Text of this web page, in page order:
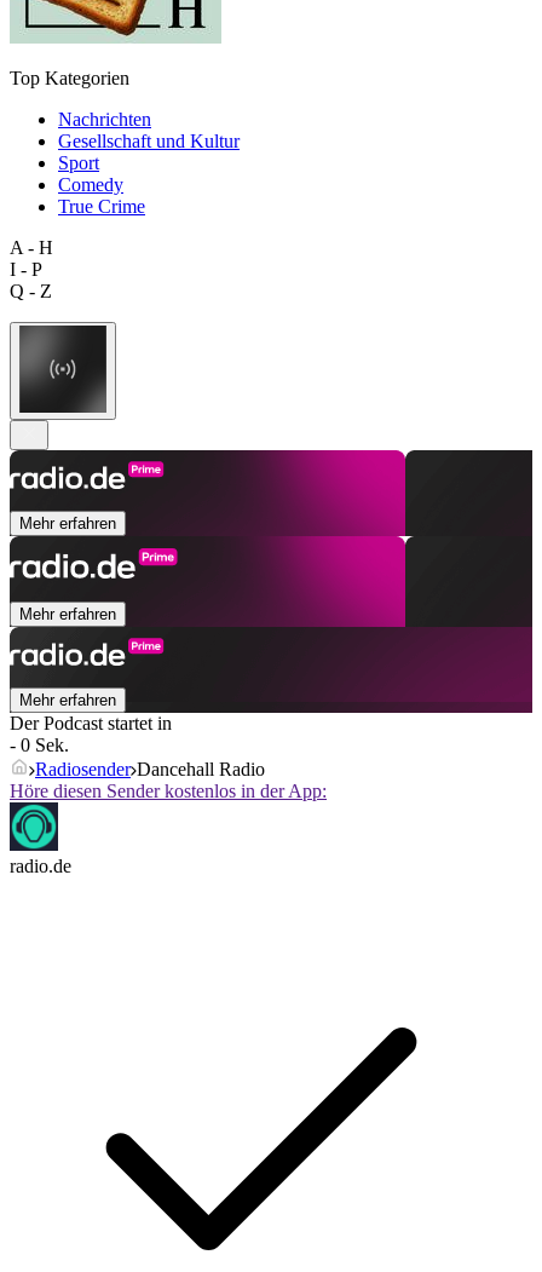
Top Kategorien
Nachrichten
Gesellschaft und Kultur
Sport
Comedy
True Crime
A - H
I - P
Q - Z
Mehr erfahren
Mehr erfahren
Mehr erfahren
Der Podcast startet in
- 0 Sek.
Radiosender Dancehall Radio
Höre diesen Sender kostenlos in der App:
radio.de